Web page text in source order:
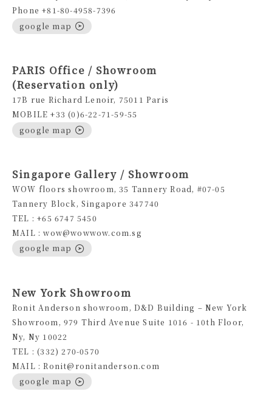
Phone +81-80-4958-7396
google map
PARIS Office / Showroom
(Reservation only)
17B rue Richard Lenoir, 75011 Paris
MOBILE +33 (0)6-22-71-59-55
google map
Singapore Gallery / Showroom
WOW floors showroom, 35 Tannery Road, #07-05
Tannery Block, Singapore 347740
TEL : +65 6747 5450
MAIL : wow@wowwow.com.sg
google map
New York Showroom
Ronit Anderson showroom, D&D Building – New York
Showroom, 979 Third Avenue Suite 1016 - 10th Floor,
Ny, Ny 10022
TEL : (332) 270-0570
MAIL : Ronit@ronitanderson.com
google map